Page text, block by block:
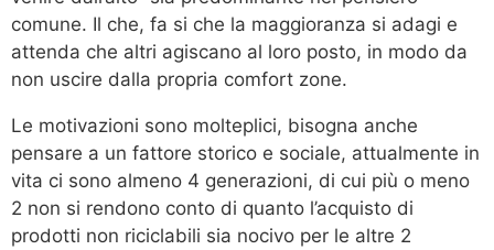
comune. Il che, fa si che la maggioranza si adagi e
attenda che altri agiscano al loro posto, in modo da
non uscire dalla propria comfort zone.
Le motivazioni sono molteplici, bisogna anche
pensare a un fattore storico e sociale, attualmente in
vita ci sono almeno 4 generazioni, di cui più o meno
2 non si rendono conto di quanto l’acquisto di
prodotti non riciclabili sia nocivo per le altre 2